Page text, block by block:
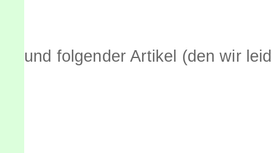
und folgender Artikel (den wir